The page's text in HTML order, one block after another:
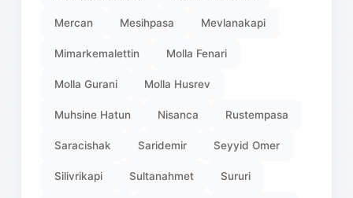
Mercan Mesihpasa Mevlanakapi
Mimarkemalettin Molla Fenari
Molla Gurani Molla Husrev
Muhsine Hatun Nisanca Rustempasa
Saracishak Saridemir Seyyid Omer
Silivrikapi Sultanahmet Sururi